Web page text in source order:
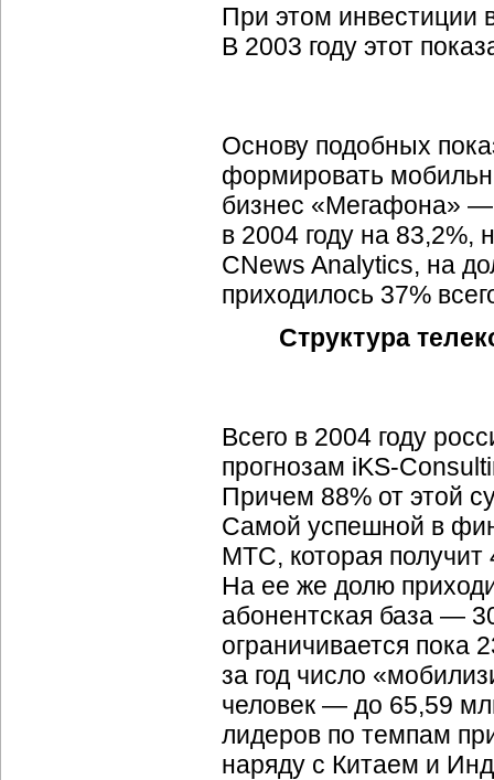
При этом инвестиции
В 2003 году этот
Основу подобных
формировать
бизнес «Мегафона»
в 2004 году на
CNews Analytics, на
приходилось 37%
Структура
Всего в 2004 году
прогнозам iKS-
Причем 88% от этой
Самой успешной в
МТС, которая получит
На ее же долю
абонентская база —
ограничивается
за год число
человек — до 65,59
лидеров по темпам
наряду с Китаем и